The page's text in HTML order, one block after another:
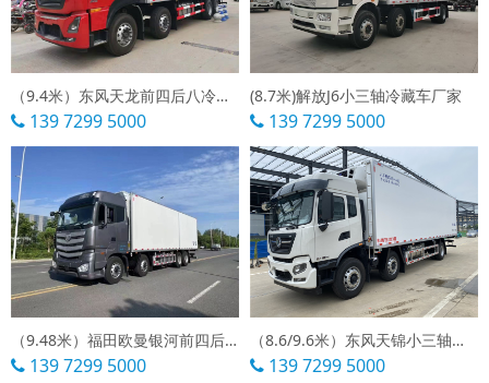
（9.4米）东风天龙前四后八冷藏车
139 7299 5000
(8.7米)解放J6小三轴冷藏车厂家
139 7299 5000
（9.48米）福田欧曼银河前四后八冷藏车
139 7299 5000
（8.6/9.6米）东风天锦小三轴冷藏车报价
139 7299 5000